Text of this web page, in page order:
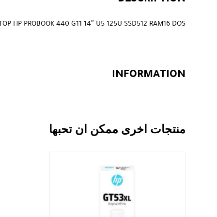
HP PROBOOK 440 G11 14″ U5-125U SSD512 RAM16 DOS
INFORMATION
منتجات اخرى ممكن ان تحبها